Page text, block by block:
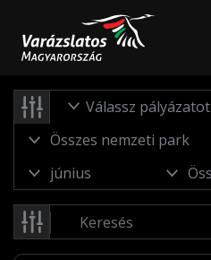
Válassz pályázatot